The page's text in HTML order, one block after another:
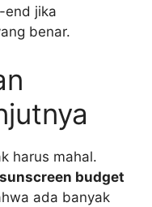
end jika
benar.
harus mahal.
budget
ada banyak